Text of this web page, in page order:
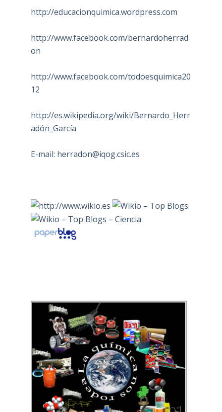
http://educacionquimica.wordpress.com
http://www.facebook.com/bernardoherrad
on
http://www.facebook.com/todoesquimica20
12
http://es.wikipedia.org/wiki/Bernardo_Herr
adón_García
E-mail: herradon@iqog.csic.es